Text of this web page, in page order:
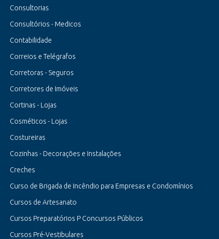
Consultorias
Consultórios - Medicos
Contabilidade
Correios e Telégrafos
Corretoras - Seguros
Corretores de Imóveis
Cortinas - Lojas
Cosméticos - Lojas
Costureiras
Cozinhas - Decorações e Instalações
Creches
Curso de Brigada de Incêndio para Empresas e Condomínios
Cursos de Artesanato
Cursos Preparatórios P Concursos Públicos
Cursos Pré-Vestibulares